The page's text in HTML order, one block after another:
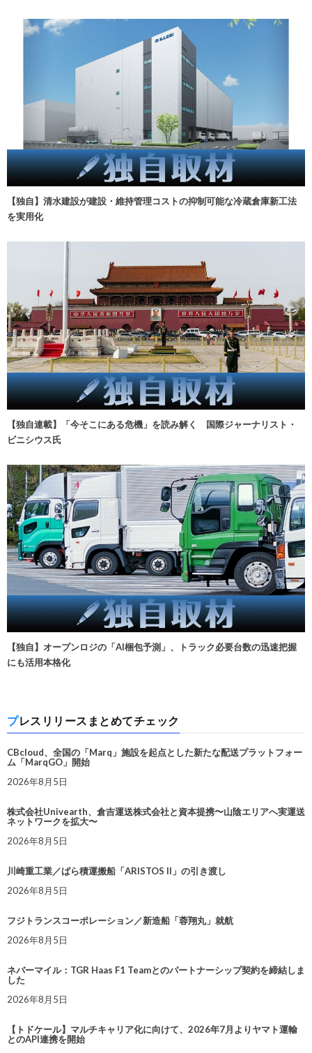
【独自】清水建設が建設・維持管理コストの抑制可能な冷蔵倉庫新工法
を実用化
【独自連載】「今そこにある危機」を読み解く 国際ジャーナリスト・
ビニシウス氏
【独自】オープンロジの「AI梱包予測」、トラック必要台数の迅速把握
にも活用本格化
プレスリリースまとめてチェック
CBcloud、全国の「Marq」施設を起点とした新たな配送プラットフォー
ム「MarqGO」開始
2026年8月5日
株式会社Univearth、倉吉運送株式会社と資本提携〜山陰エリアへ実運送
ネットワークを拡大〜
2026年8月5日
川崎重工業／ばら積運搬船「ARISTOS II」の引き渡し
2026年8月5日
フジトランスコーポレーション／新造船「蓉翔丸」就航
2026年8月5日
ネバーマイル：TGR Haas F1 Teamとのパートナーシップ契約を締結しま
した
2026年8月5日
【トドケール】マルチキャリア化に向けて、2026年7月よりヤマト運輸
とのAPI連携を開始